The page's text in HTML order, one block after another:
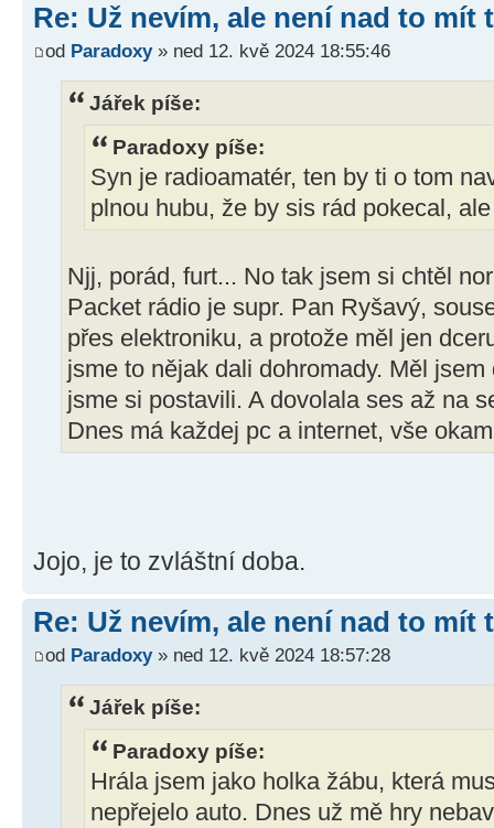
Re: Už nevím, ale není nad to mít
od Paradoxy» ned 12. kvě 2024 18:55:46
Jářek píše:
Paradoxy píše:
Syn je radioamatér, ten by ti o tom
plnou hubu, že by sis rád pokecal,
Njj, porád, furt... No tak jsem si chtěl
Packet rádio je supr. Pan Ryšavý,
přes elektroniku, a protože měl jen
jsme to nějak dali dohromady. Měl
jsme si postavili. A dovolala ses až na
Dnes má každej pc a internet, vše
Jojo, je to zvláštní doba.
Re: Už nevím, ale není nad to mít
od Paradoxy» ned 12. kvě 2024 18:57:28
Jářek píše:
Paradoxy píše:
Hrála jsem jako holka žábu, která
nepřejelo auto. Dnes už mě hry